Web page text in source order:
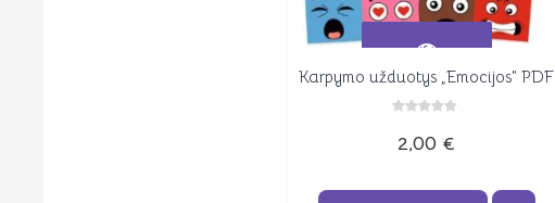
Peržiūrėti
Karpymo užduotys „Emocijos” PDF
iš2,00 €